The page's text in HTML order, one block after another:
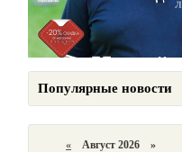
Популярные новости
« Август 2026 »